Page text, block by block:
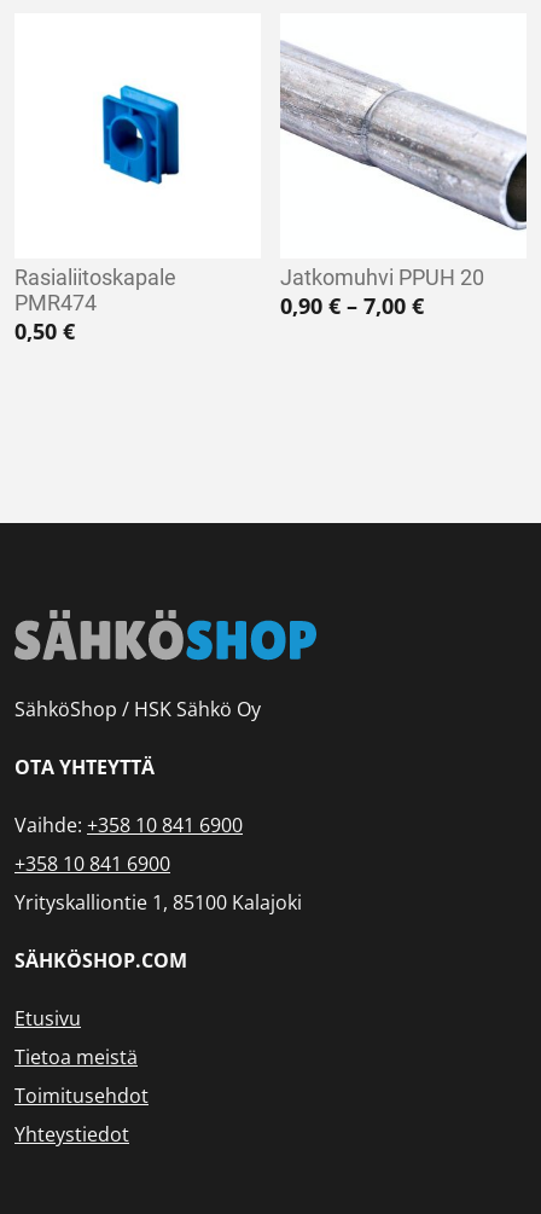
Rasialiitoskapale
PMR474
0,50 €
Jatkomuhvi PPUH 20
0,90€ – 7,00€
SähköShop / HSK Sähkö Oy
OTA YHTEYTTÄ
Vaihde: +358 10 841 6900
+358 10 841 6900
Yrityskalliontie 1, 85100 Kalajoki
SÄHKÖSHOP.COM
Etusivu
Tietoa meistä
Toimitusehdot
Yhteystiedot